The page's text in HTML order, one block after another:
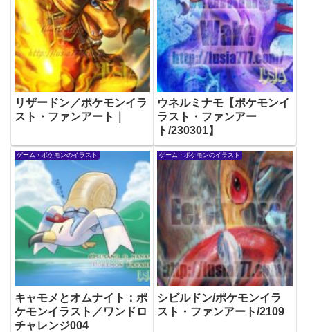
リザードン／ポケモンイラ
スト・ファンアート｜
ウネルミナモ【ポケモンイ
ラスト・ファンアー
ト/230301】
ゲーム・ポケモンのイラスト
キャモメとオムナイト：ポ
ケモンイラスト／ワンドロ
チャレンジ004
ゲーム・ポケモンのイラスト
シビルドン/ポケモンイラ
スト・ファンアート/2109